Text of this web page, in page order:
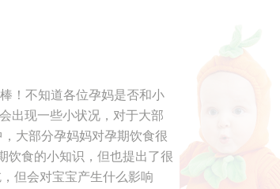
！不知道各位孕妈是否和小
现一些小状况，对于大部
大部分孕妈妈对孕期饮食很
饮食的小知识，但也提出了很
但会对宝宝产生什么影响